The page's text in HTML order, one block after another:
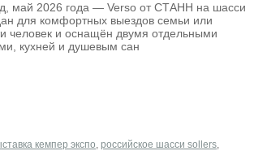
май 2026 года — Verso от СТАНН на шасси
для комфортных выездов семьи или
человек и оснащён двумя отдельными
кухней и душевым сан
кемпер экспо, российское шасси sollers,